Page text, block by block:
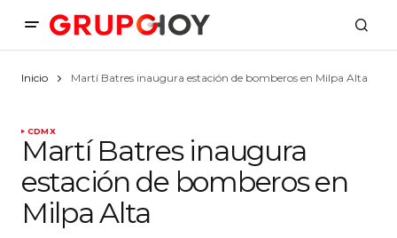
Inicio Martí Batres inaugura estación de bomberos en Milpa Alta
CDMX
Martí Batres inaugura
estación de bomberos en
Milpa Alta